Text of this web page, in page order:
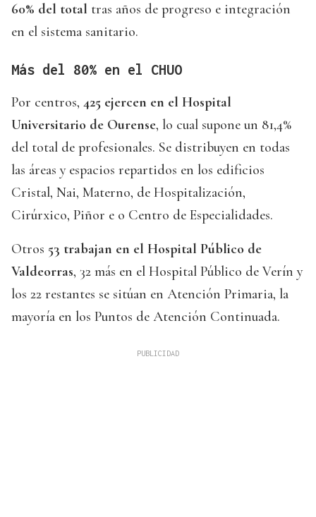
60% del total tras años de progreso e integración
en el sistema sanitario.
Más del 80% en el CHUO
Por centros, 425 ejercen en el Hospital
Universitario de Ourense, lo cual supone un 81,4%
del total de profesionales. Se distribuyen en todas
las áreas y espacios repartidos en los edificios
Cristal, Nai, Materno, de Hospitalización,
Cirúrxico, Piñor e o Centro de Especialidades.
Otros 53 trabajan en el Hospital Público de
Valdeorras, 32 más en el Hospital Público de Verín y
los 22 restantes se sitúan en Atención Primaria, la
mayoría en los Puntos de Atención Continuada.